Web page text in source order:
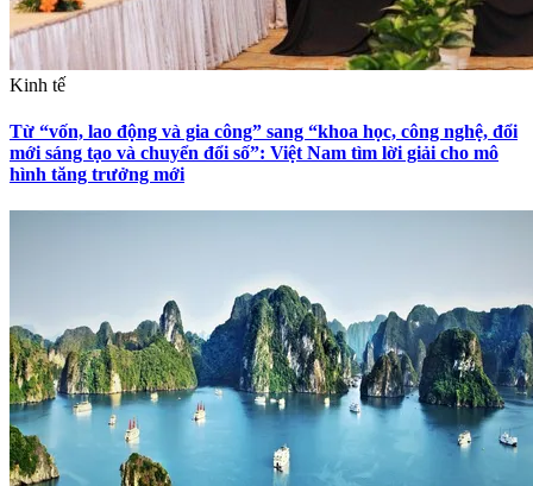
Kinh tế
Từ “vốn, lao động và gia công” sang “khoa học, công nghệ, đổi
mới sáng tạo và chuyển đổi số”: Việt Nam tìm lời giải cho mô
hình tăng trưởng mới